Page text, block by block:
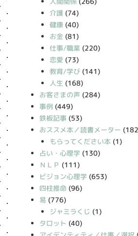
介護 (74)
健康(40)
お金(81)
仕事/職業 (220)
恋愛 (73)
教育/学び(141)
人生 (168)
お客さまの声 (284)
事例 (449)
鉄板記事 (53)
おススメ本／読書メーター
もらってください本(1)
占い・心理学 (130)
ＮＬＰ (111)
ビジョン心理学 (653)
四柱推命 (96)
易 (776)
ジャミラくじ (1)
タロット (40)